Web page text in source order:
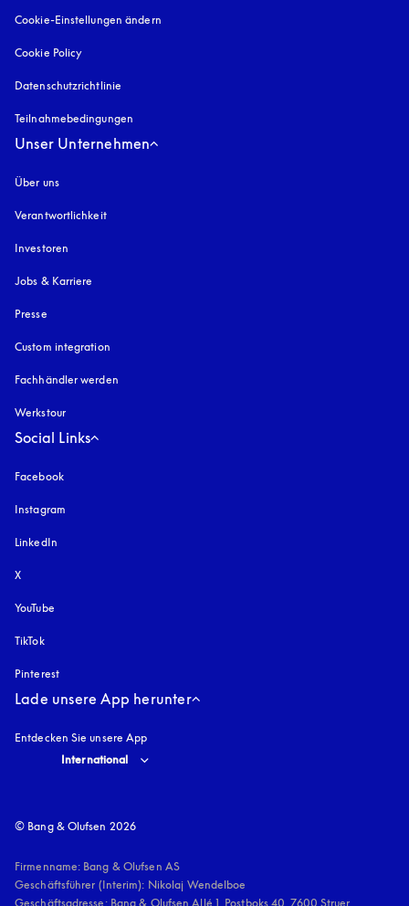
Cookie-Einstellungen ändern
Cookie Policy
Datenschutzrichtlinie
Teilnahmebedingungen
Unser Unternehmen
Über uns
Verantwortlichkeit
Investoren
Jobs & Karriere
Presse
Custom integration
Fachhändler werden
Werkstour
Social Links
Facebook
Instagram
LinkedIn
X
YouTube
TikTok
Pinterest
Lade unsere App herunter
Entdecken Sie unsere App
Select country and language
International
© Bang & Olufsen 2026
Firmenname: Bang & Olufsen AS
Geschäftsführer (Interim): Nikolaj Wendelboe
Geschäftsadresse: Bang & Olufsen Allé 1, Postboks 40, 7600 Struer,